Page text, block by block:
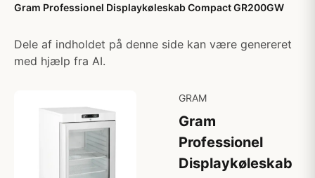
Gram Professionel Displaykøleskab Compact GR200GW
Dele af indholdet på denne side kan være genereret
med hjælp fra AI.
GRAM
Gram
Professionel
Displaykøleskab